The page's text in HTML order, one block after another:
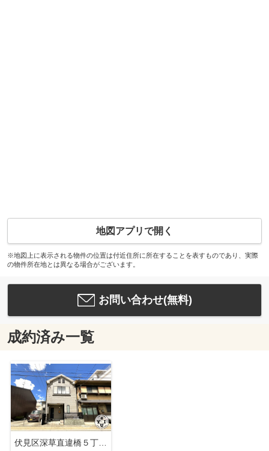
地図アプリで開く
※地図上に表示される物件の位置は付近住所に所在することを表すものであり、実際
の物件所在地とは異なる場合がございます。
お問い合わせ(無料)
成約済み一覧
伏見区深草直違橋５丁目 中古戸建